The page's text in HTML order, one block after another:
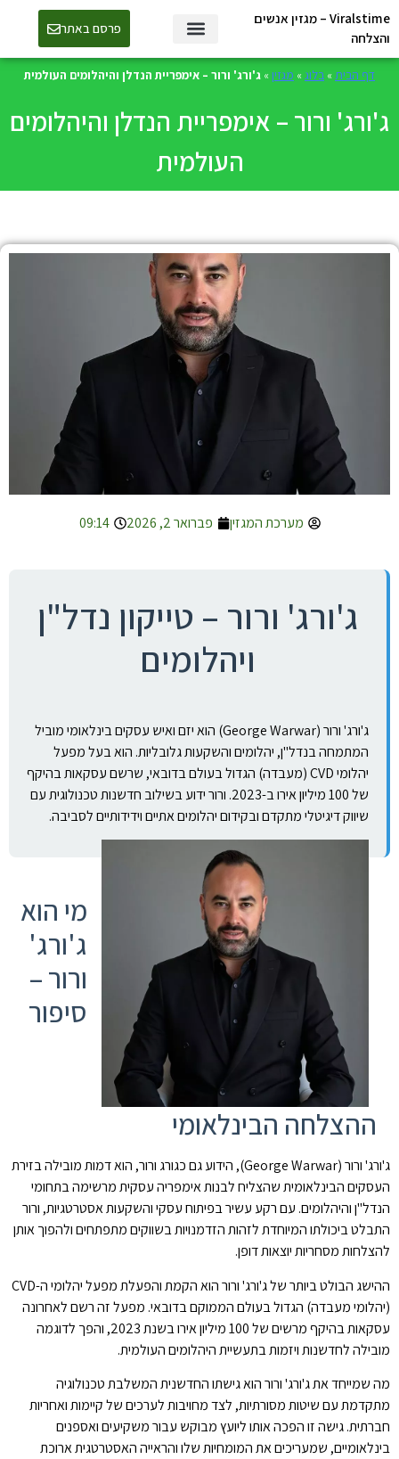
Viralstime – מגזין אנשים
והצלחה
פרסם באתר
דף הבית » בלוג » מגזין » ג'ורג' ורור – אימפריית הנדלן והיהלומים העולמית
ג'ורג' ורור – אימפריית הנדלן והיהלומים
העולמית
מערכת המגזין פברואר 2, 2026 09:14
ג'ורג' ורור – טייקון נדל"ן
ויהלומים
ג'ורג' ורור (George Warwar) הוא יזם ואיש עסקים בינלאומי מוביל
המתמחה בנדל"ן, יהלומים והשקעות גלובליות. הוא בעל מפעל
יהלומי CVD (מעבדה) הגדול בעולם בדובאי, שרשם עסקאות בהיקף
של 100 מיליון אירו ב-2023. ורור ידוע בשילוב חדשנות טכנולוגית עם
שיווק דיגיטלי מתקדם ובקידום יהלומים אתיים וידידותיים לסביבה.
מי הוא
ג'ורג'
ורור –
סיפור
ההצלחה הבינלאומי
ג'ורג' ורור (George Warwar), הידוע גם כגורג ורור, הוא דמות מובילה בזירת
העסקים הבינלאומית שהצליח לבנות אימפריה עסקית מרשימה בתחומי
הנדל"ן והיהלומים. עם רקע עשיר בפיתוח עסקי והשקעות אסטרטגיות, ורור
התבלט ביכולתו המיוחדת לזהות הזדמנויות בשווקים מתפתחים ולהפוך אותן
להצלחות מסחריות יוצאות דופן.
ההישג הבולט ביותר של ג'ורג' ורור הוא הקמת והפעלת מפעל יהלומי ה-CVD
(יהלומי מעבדה) הגדול בעולם הממוקם בדובאי. מפעל זה רשם לאחרונה
עסקאות בהיקף מרשים של 100 מיליון אירו בשנת 2023, והפך לדוגמה
מובילה לחדשנות ויזמות בתעשיית היהלומים העולמית.
מה שמייחד את ג'ורג' ורור הוא גישתו החדשנית המשלבת טכנולוגיה
מתקדמת עם שיטות מסורתיות, לצד מחויבות לערכים של קיימות ואחריות
חברתית. גישה זו הפכה אותו ליועץ מבוקש עבור משקיעים ואספנים
בינלאומיים, שמעריכים את המומחיות שלו והראייה האסטרטגית ארוכת